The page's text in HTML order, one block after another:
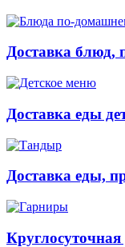
Доставка блюд,
Доставка еды
Доставка еды,